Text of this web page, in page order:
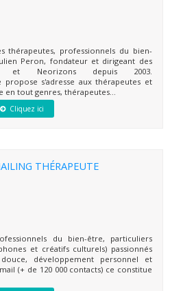
thérapeutes, professionnels du bien-
Peron, fondateur et dirigeant des
et Neorizons depuis 2003.
propose s'adresse aux thérapeutes et
tout genres, thérapeutes...
Cliquez ici
THÉRAPEUTE
du bien-être, particuliers
et créatifs culturels) passionnés
développement personnel et
(+ de 120 000 contacts) ce constitue